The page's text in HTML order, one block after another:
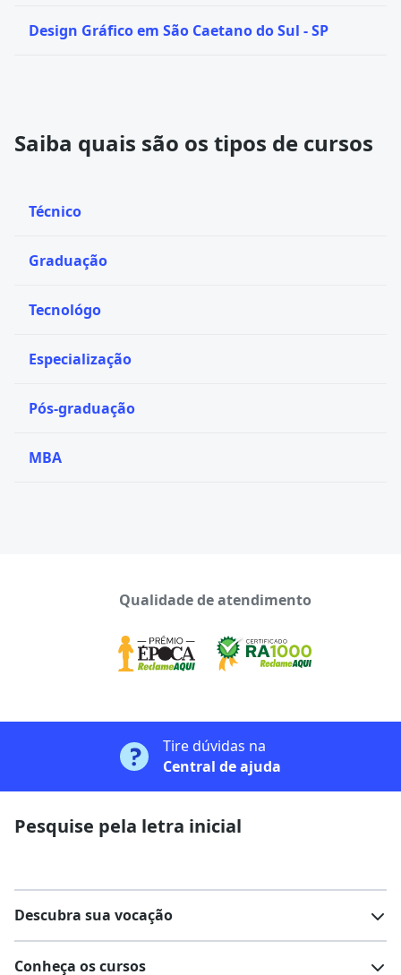
Design Gráfico em São Caetano do Sul - SP
Saiba quais são os tipos de cursos
Técnico
Graduação
Tecnológo
Especialização
Pós-graduação
MBA
Qualidade de atendimento
Tire dúvidas na
Central de ajuda
Pesquise pela letra inicial
Descubra sua vocação
Conheça os cursos